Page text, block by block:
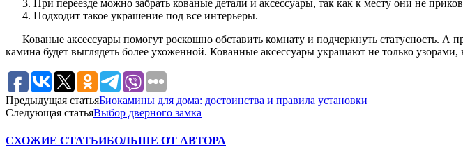
При переезде можно забрать кованые детали и аксессуары, так как к месту они не
Подходит такое украшение под все интерьеры.
Кованые аксессуары помогут роскошно обставить комнату и подчеркнуть статусность.
камина будет выглядеть более ухоженной. Кованные аксессуары украшают не только
Предыдущая статьяБиокамины для дома: достоинства и правила установки
Следующая статьяВыбор дверного замка
СХОЖИЕ СТАТЬИБОЛЬШЕ ОТ АВТОРА